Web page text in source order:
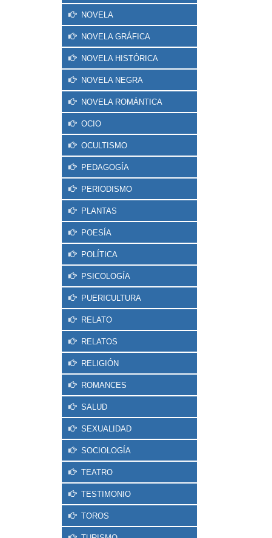
NOVELA
NOVELA GRÁFICA
NOVELA HISTÓRICA
NOVELA NEGRA
NOVELA ROMÁNTICA
OCIO
OCULTISMO
PEDAGOGÍA
PERIODISMO
PLANTAS
POESÍA
POLÍTICA
PSICOLOGÍA
PUERICULTURA
RELATO
RELATOS
RELIGIÓN
ROMANCES
SALUD
SEXUALIDAD
SOCIOLOGÍA
TEATRO
TESTIMONIO
TOROS